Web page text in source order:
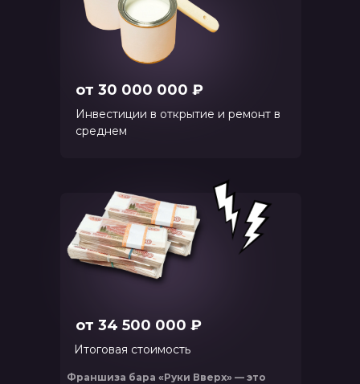
Франшиза бара «Руки Вверх» — это
Итоговая стоимость
от 34 500 000 ₽
Инвестиции в открытие и ремонт в
среднем
от 30 000 000 ₽